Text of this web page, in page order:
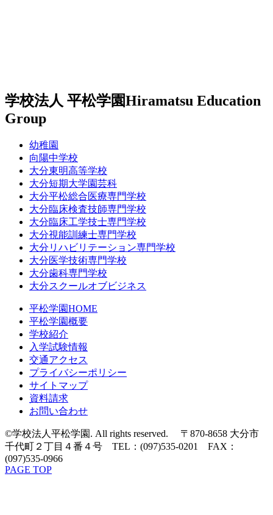
学校法人 平松学園Hiramatsu Education
Group
幼稚園
向陽中学校
大分東明高等学校
大分短期大学園芸科
大分平松総合医療専門学校
大分臨床検査技師専門学校
大分臨床工学技士専門学校
大分視能訓練士専門学校
大分リハビリテーション専門学校
大分医学技術専門学校
大分歯科専門学校
大分スクールオブビジネス
平松学園HOME
平松学園概要
学校紹介
入学試験情報
交通アクセス
プライバシーポリシー
サイトマップ
資料請求
お問い合わせ
©学校法人平松学園. All rights reserved. 〒870-8658 大分市
千代町２丁目４番４号 TEL：(097)535-0201 FAX：
(097)535-0966
PAGE TOP